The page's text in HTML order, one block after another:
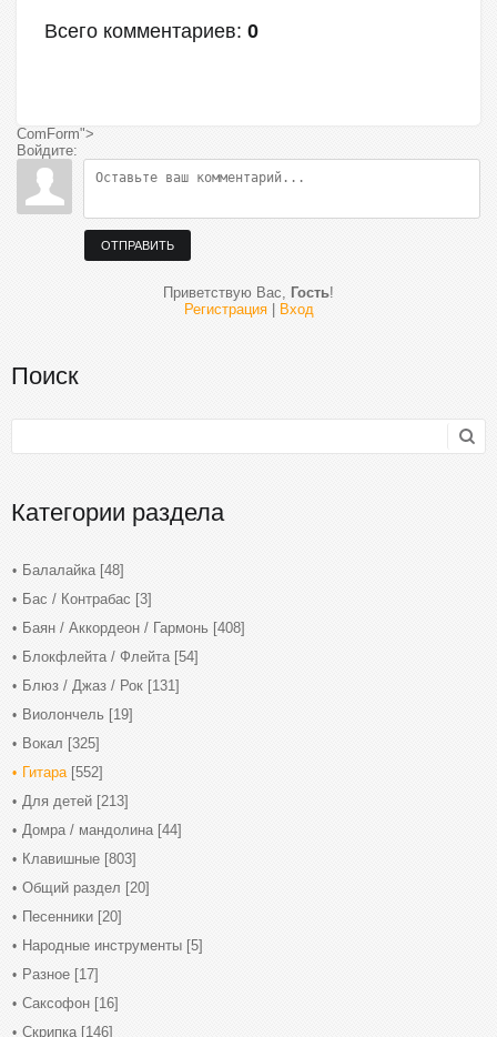
Всего комментариев: 0
ComForm">
Войдите:
ОТПРАВИТЬ
Приветствую Вас, Гость!
Регистрация| Вход
Поиск
Категории раздела
Балалайка [48]
Бас / Контрабас [3]
Баян / Аккордеон / Гармонь [408]
Блокфлейта / Флейта [54]
Блюз / Джаз / Рок [131]
Виолончель [19]
Вокал [325]
Гитара [552]
Для детей [213]
Домра / мандолина [44]
Клавишные [803]
Общий раздел [20]
Песенники [20]
Народные инструменты [5]
Разное [17]
Саксофон [16]
Скрипка [146]